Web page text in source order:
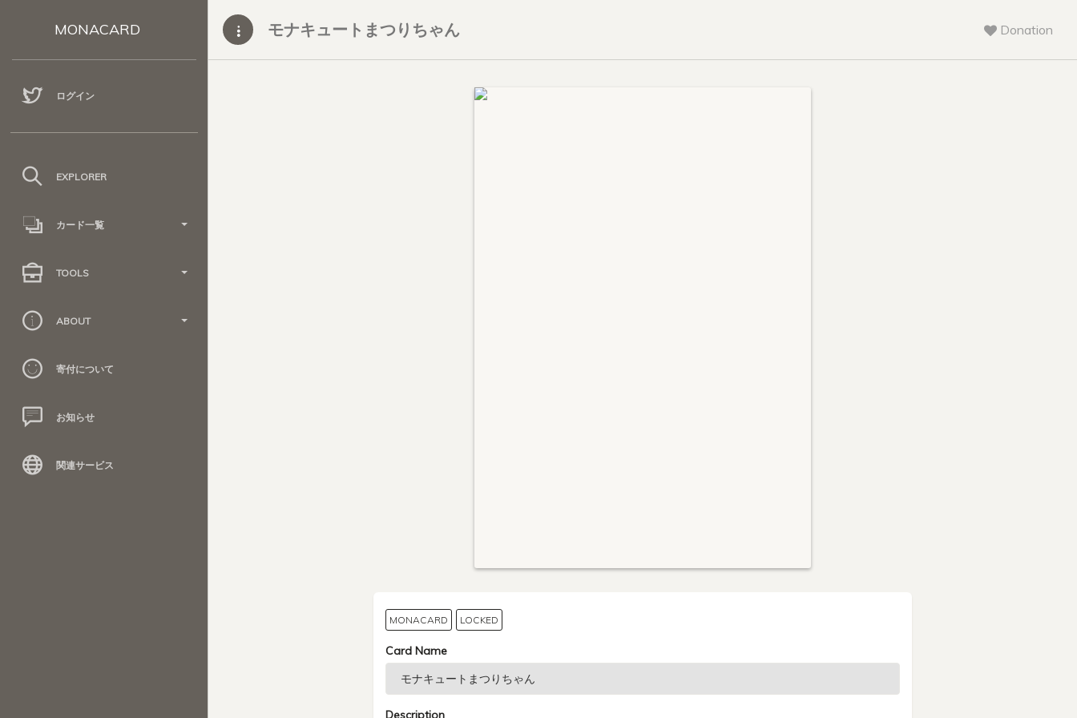
MONACARD
ログイン
EXPLORER
カード一覧
TOOLS
ABOUT
寄付について
お知らせ
関連サービス
モナキュートまつりちゃん Donation
MONACARD LOCKED
Card Name
Description